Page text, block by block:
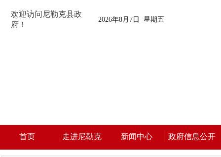
欢迎访问尼勒克县政
府！
2026年8月7日 星期五
首页 走进尼勒克 新闻中心 政府信息公开